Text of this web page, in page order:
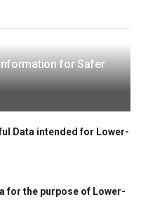
for Safer
Data intended for Lower-
for the purpose of Lower-